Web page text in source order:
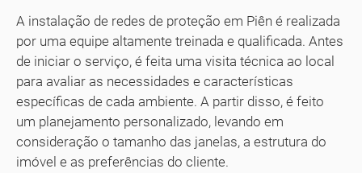
A instalação de redes de proteção em Piên é realizada
por uma equipe altamente treinada e qualificada. Antes
de iniciar o serviço, é feita uma visita técnica ao local
para avaliar as necessidades e características
específicas de cada ambiente. A partir disso, é feito
um planejamento personalizado, levando em
consideração o tamanho das janelas, a estrutura do
imóvel e as preferências do cliente.